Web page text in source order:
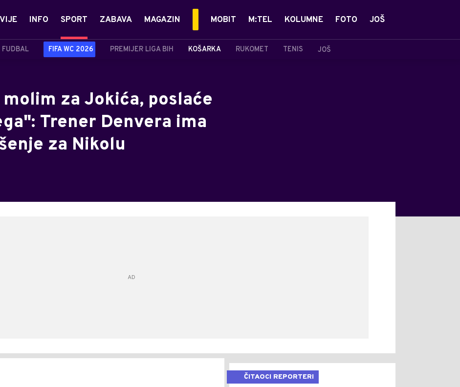
INFO SPORT
FUDBAL FIFA WC 2026 PREMIJER LIGA BIH KOŠARKA RUKOMET TENIS JOŠ
ZABAVA MAGAZIN MOBIT M:TEL KOLUMNE FOTO JOŠ
za Jokića, poslaće
Trener Denvera ima
za Nikolu
ČITAOCI REPORTERI